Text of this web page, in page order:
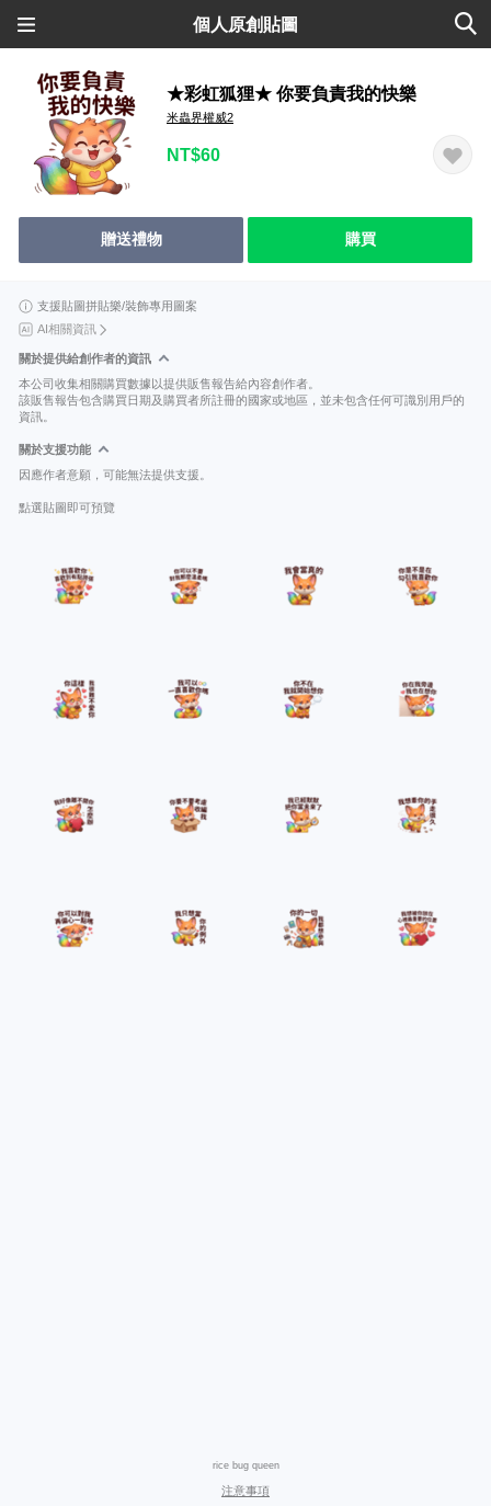
個人原創貼圖
★彩虹狐狸★ 你要負責我的快樂
米蟲界權威2
NT$60
贈送禮物 購買
支援貼圖拼貼樂/裝飾專用圖案
AI相關資訊
關於提供給創作者的資訊
本公司收集相關購買數據以提供販售報告給內容創作者。
該販售報告包含購買日期及購買者所註冊的國家或地區，並未包含任何可識別用戶的
資訊。
關於支援功能
因應作者意願，可能無法提供支援。
點選貼圖即可預覽
rice bug queen
注意事項